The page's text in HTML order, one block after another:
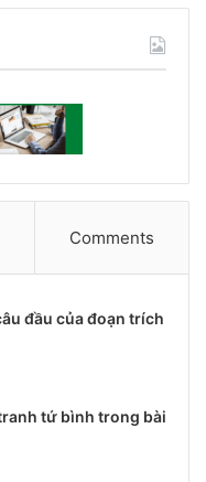
Comments
đầu của đoạn trích
tứ bình trong bài